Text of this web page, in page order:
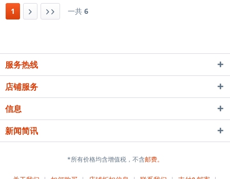
1 一共 6
服务热线
店铺服务
信息
新闻简讯
*所有价格均含增值税，不含邮费。